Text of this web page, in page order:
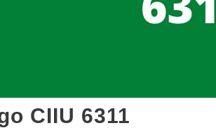
CIIU 6311